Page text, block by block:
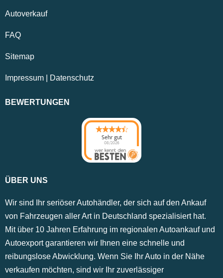
Autoverkauf
FAQ
Sitemap
Impressum Datenschutz
BEWERTUNGEN
Sehr gut
08/2026
ÜBER UNS
Wir sind Ihr seriöser Autohändler, der sich auf den Ankauf
von Fahrzeugen aller Art in Deutschland spezialisiert hat.
Mit über 10 Jahren Erfahrung im regionalen Autoankauf und
Autoexport garantieren wir Ihnen eine schnelle und
reibungslose Abwicklung. Wenn Sie Ihr Auto in der Nähe
verkaufen möchten, sind wir Ihr zuverlässiger